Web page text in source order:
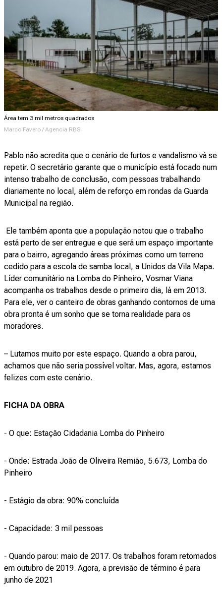
Área tem 3 mil metros quadrados
Marco Favero / Agencia RBS
Pablo não acredita que o cenário de furtos e vandalismo vá se
repetir. O secretário garante que o município está focado num
intenso trabalho de conclusão, com pessoas trabalhando
diariamente no local, além de reforço em rondas da Guarda
Municipal na região.
Ele também aponta que a população notou que o trabalho
está perto de ser entregue e que será um espaço importante
para o bairro, agregando áreas próximas como um terreno
cedido para a escola de samba local, a Unidos da Vila Mapa.
Líder comunitário na Lomba do Pinheiro, Vosmar Viana
acompanha os trabalhos desde o primeiro dia, lá em 2013.
Para ele, ver o canteiro de obras ganhando contornos de uma
obra pronta é um sonho que se torna realidade para os
moradores.
– Lutamos muito por este espaço. Quando a obra parou,
achamos que não seria possível voltar. Mas, agora, estamos
felizes com este cenário.
FICHA DA OBRA
- O que: Estação Cidadania Lomba do Pinheiro
- Onde: Estrada João de Oliveira Remião, 5.673, Lomba do
Pinheiro
- Estágio da obra: 90% concluída
- Capacidade: 3 mil pessoas
- Quando parou: maio de 2017. Os trabalhos foram retomados
em outubro de 2019. Agora, a previsão de término é para
junho de 2021